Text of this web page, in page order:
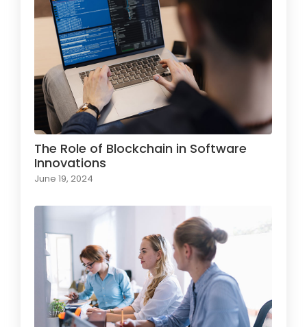
The Role of Blockchain in Software
Innovations
June 19, 2024